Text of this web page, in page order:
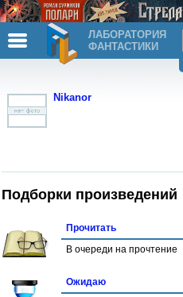
ЛАБОРАТОРИЯ
ФАНТАСТИКИ
Nikanor
Подборки произведений
Прочитать
В очереди на прочтение
Ожидаю